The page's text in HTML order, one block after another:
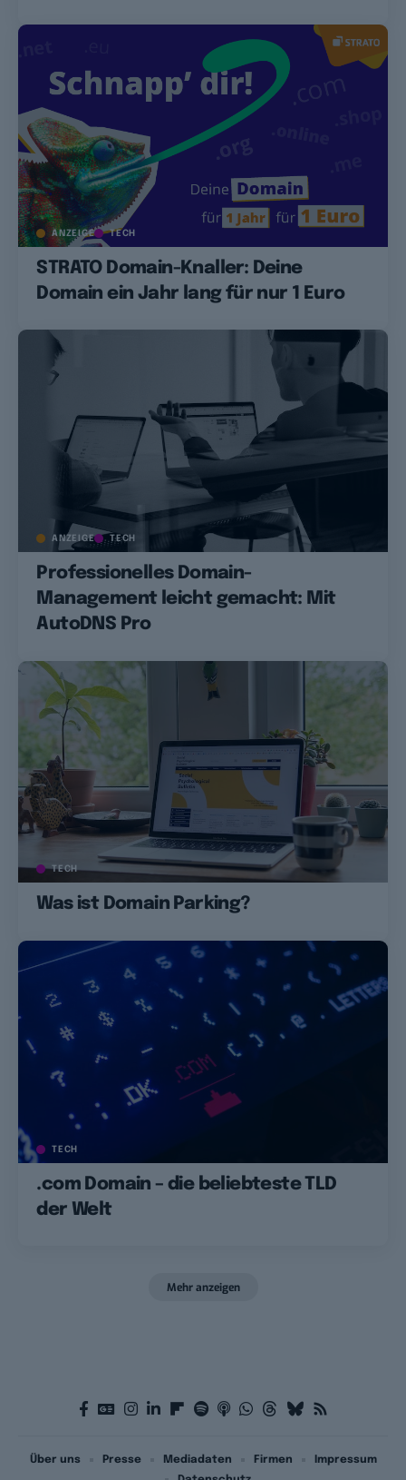
ANZEIGE TECH
STRATO Domain-Knaller: Deine
Domain ein Jahr lang für nur 1 Euro
ANZEIGE TECH
Professionelles Domain-
Management leicht gemacht: Mit
AutoDNS Pro
TECH
Was ist Domain Parking?
TECH
.com Domain – die beliebteste TLD
der Welt
Mehr anzeigen
Über uns Presse Mediadaten Firmen
Impressum